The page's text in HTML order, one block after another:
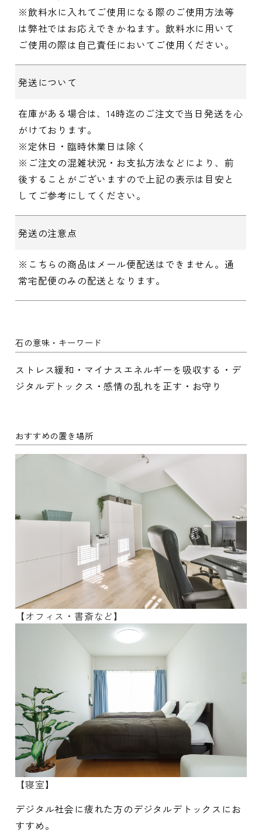
※飲料水に入れてご使用になる際のご使用方法等
は弊社ではお応えできかねます。飲料水に用いて
ご使用の際は自己責任においてご使用ください。
発送について
在庫がある場合は、14時迄のご注文で当日発送を心
がけております。
※定休日・臨時休業日は除く
※ご注文の混雑状況・お支払方法などにより、前
後することがございますので上記の表示は目安と
してご参考にしてください。
発送の注意点
※こちらの商品はメール便配送はできません。通
常宅配便のみの配送となります。
石の意味・キーワード
ストレス緩和・マイナスエネルギーを吸収する・デ
ジタルデトックス・感情の乱れを正す・お守り
おすすめの置き場所
【オフィス・書斎など】
【寝室】
デジタル社会に疲れた方のデジタルデトックスにお
すすめ。